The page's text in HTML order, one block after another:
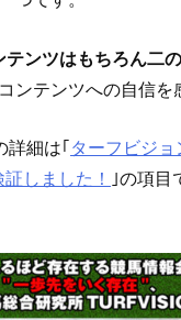
テンツはもちろん二
ンテンツへの自信を
詳細は｢ターフビジ
しました！ ｣の項目